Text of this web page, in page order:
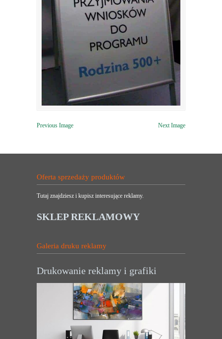
Previous Image Next Image
Oferta sprzedaży produktów
Tutaj znajdziesz i kupisz interesujące reklamy.
SKLEP REKLAMOWY
Galeria druku reklamy
Drukowanie reklamy i grafiki